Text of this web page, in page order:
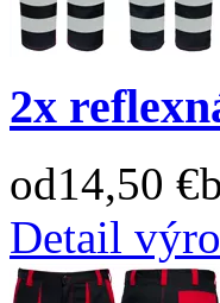
2x
od14,50 €
Detail